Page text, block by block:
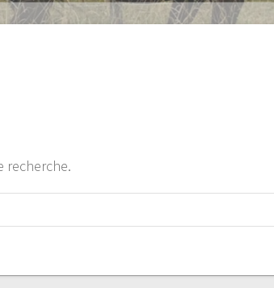
recherche.